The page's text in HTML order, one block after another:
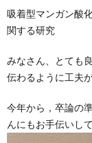
吸着型マンガン酸
関する研究
みなさん、とても
伝わるように工夫
今年から，卒論の
んにもお手伝いし